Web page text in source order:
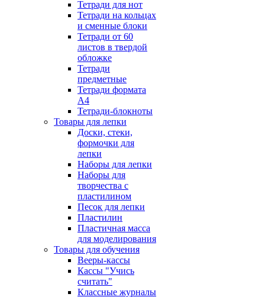
Тетради для нот
Тетради на кольцах
и сменные блоки
Тетради от 60
листов в твердой
обложке
Тетради
предметные
Тетради формата
А4
Тетради-блокноты
Товары для лепки
Доски, стеки,
формочки для
лепки
Наборы для лепки
Наборы для
творчества с
пластилином
Песок для лепки
Пластилин
Пластичная масса
для моделирования
Товары для обучения
Вееры-кассы
Кассы "Учись
считать"
Классные журналы